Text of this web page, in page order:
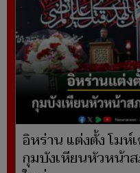
อิหร่าน แต่งตั้ง โมห์
กุมบังเหียนหัวหน้า